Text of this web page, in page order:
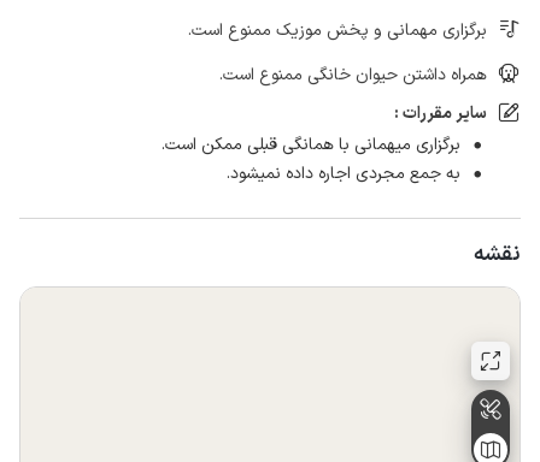
برگزاری مهمانی و پخش موزیک ممنوع است.
همراه داشتن حیوان خانگی ممنوع است.
سایر مقررات :
برگزاری میهمانی با همانگی قبلی ممکن است.
به جمع مجردی اجاره داده نمیشود.
نقشه